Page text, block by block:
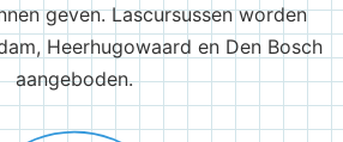
geven. Lascursussen worden
Heerhugowaard en Den Bosch
aangeboden.